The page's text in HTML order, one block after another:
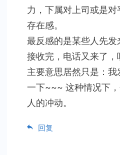
力，下属对上司或是
存在感。
最反感的是某些人先
接收完，电话又来了
主要意思居然只是：
一下~~~ 这种情况下
人的冲动。
回复